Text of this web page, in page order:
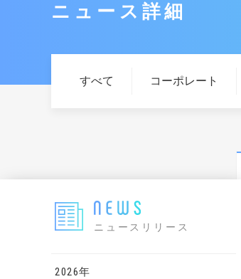
ニュース詳細
すべて コーポレート
ニュースリリース
2026年